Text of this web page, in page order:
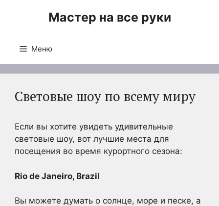
Мастер на все руки
Меню
Световые шоу по всему миру
Если вы хотите увидеть удивительные
световые шоу, вот лучшие места для
посещения во время курортного сезона:
Rio de Janeiro, Brazil
Вы можете думать о солнце, море и песке, а